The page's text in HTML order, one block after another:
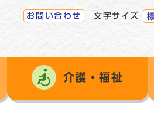
お問い合わせ 文字サイズ
介護・福祉